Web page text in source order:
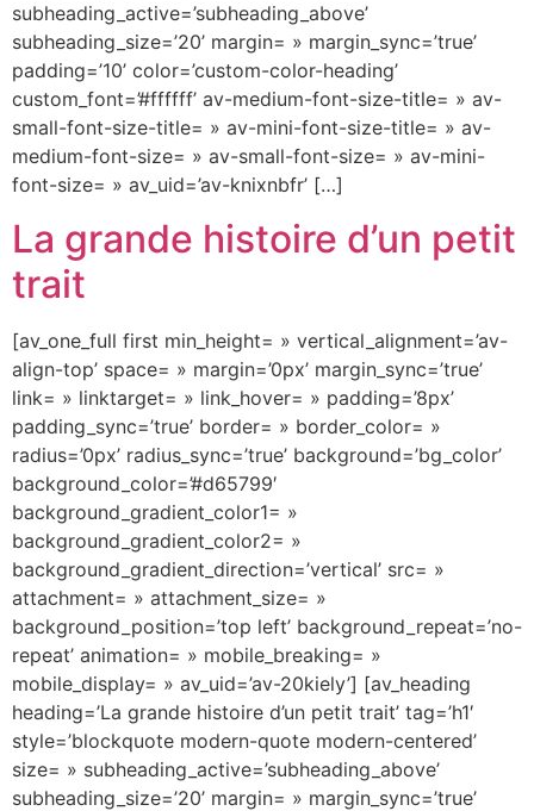
subheading_active=’subheading_above’
subheading_size=’20’ margin= » margin_sync=’true’
padding=’10’ color=’custom-color-heading’
custom_font=’#ffffff’ av-medium-font-size-title= » av-
small-font-size-title= » av-mini-font-size-title= » av-
medium-font-size= » av-small-font-size= » av-mini-
font-size= » av_uid=’av-knixnbfr’ […]
La grande histoire d’un petit
trait
[av_one_full first min_height= » vertical_alignment=’av-
align-top’ space= » margin=’0px’ margin_sync=’true’
link= » linktarget= » link_hover= » padding=’8px’
padding_sync=’true’ border= » border_color= »
radius=’0px’ radius_sync=’true’ background=’bg_color’
background_color=’#d65799′
background_gradient_color1= »
background_gradient_color2= »
background_gradient_direction=’vertical’ src= »
attachment= » attachment_size= »
background_position=’top left’ background_repeat=’no-
repeat’ animation= » mobile_breaking= »
mobile_display= » av_uid=’av-20kiely’] [av_heading
heading=’La grande histoire d’un petit trait’ tag=’h1′
style=’blockquote modern-quote modern-centered’
size= » subheading_active=’subheading_above’
subheading_size=’20’ margin= » margin_sync=’true’